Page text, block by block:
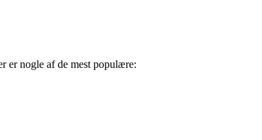
er nogle af de mest populære: